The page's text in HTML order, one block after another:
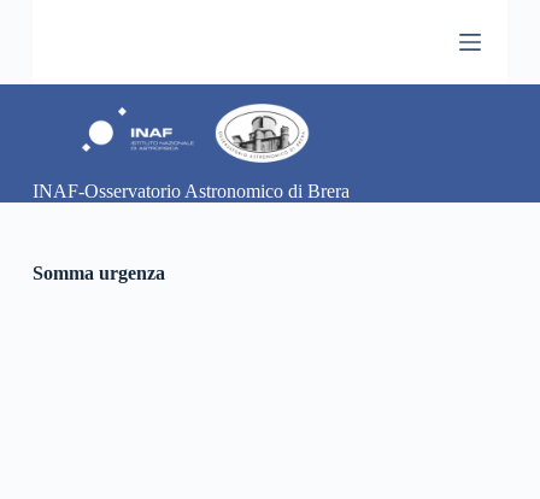
t
o
n
INAF-Osservatorio Astronomico di Brera
Somma urgenza